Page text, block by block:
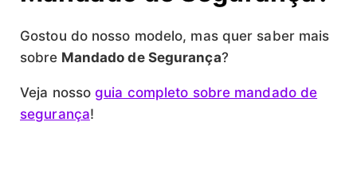
Gostou do nosso modelo, mas quer saber mais
sobre Mandado de Segurança?
Veja nossoguia completo sobre mandado de
segurança!